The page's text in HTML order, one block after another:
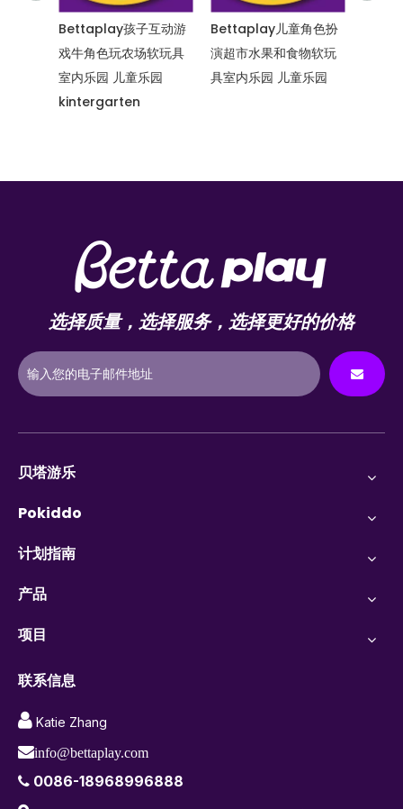
Bettaplay孩子互动游
戏牛角色玩农场软玩具
室内乐园 儿童乐园
kintergarten
Bettaplay儿童角色扮
演超市水果和食物软玩
具室内乐园 儿童乐园
选择质量，选择服务，选择更好的价格
贝塔游乐
Pokiddo
计划指南
产品
项目
联系信息
 Katie Zhang
info@bettaplay.com
 0086-18968996888